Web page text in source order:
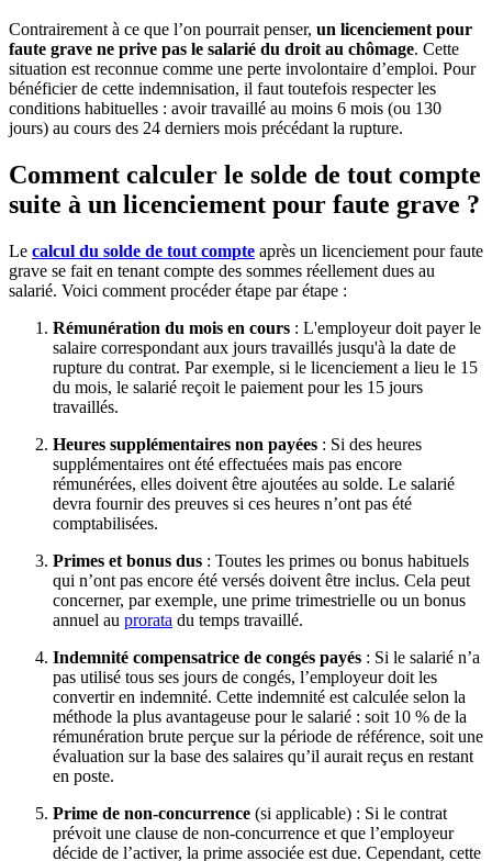
Contrairement à ce que l’on pourrait penser, un licenciement pour
faute grave ne prive pas le salarié du droit au chômage. Cette
situation est reconnue comme une perte involontaire d’emploi. Pour
bénéficier de cette indemnisation, il faut toutefois respecter les
conditions habituelles : avoir travaillé au moins 6 mois (ou 130
jours) au cours des 24 derniers mois précédant la rupture.
Comment calculer le solde de tout compte
suite à un licenciement pour faute grave ?
Le calcul du solde de tout compte après un licenciement pour faute
grave se fait en tenant compte des sommes réellement dues au
salarié. Voici comment procéder étape par étape :
Rémunération du mois en cours : L'employeur doit payer le
salaire correspondant aux jours travaillés jusqu'à la date de
rupture du contrat. Par exemple, si le licenciement a lieu le 15
du mois, le salarié reçoit le paiement pour les 15 jours
travaillés.
Heures supplémentaires non payées : Si des heures
supplémentaires ont été effectuées mais pas encore
rémunérées, elles doivent être ajoutées au solde. Le salarié
devra fournir des preuves si ces heures n’ont pas été
comptabilisées.
Primes et bonus dus : Toutes les primes ou bonus habituels
qui n’ont pas encore été versés doivent être inclus. Cela peut
concerner, par exemple, une prime trimestrielle ou un bonus
annuel au prorata du temps travaillé.
Indemnité compensatrice de congés payés : Si le salarié n’a
pas utilisé tous ses jours de congés, l’employeur doit les
convertir en indemnité. Cette indemnité est calculée selon la
méthode la plus avantageuse pour le salarié : soit 10 % de la
rémunération brute perçue sur la période de référence, soit une
évaluation sur la base des salaires qu’il aurait reçus en restant
en poste.
Prime de non-concurrence (si applicable) : Si le contrat
prévoit une clause de non-concurrence et que l’employeur
décide de l’activer, la prime associée est due. Cependant, cette